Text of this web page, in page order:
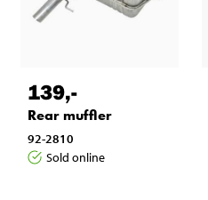
139,-
Rear muffler
92-2810
Sold online